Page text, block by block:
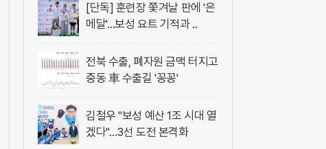
[단독] 훈련장 쫓겨날 판에 '은
메달'…보성 요트 기적과 ..
전북 수출, 폐자원 금맥 터지고
중동 車 수출길 '꽁꽁'
김철우 "보성 예산 1조 시대 열
겠다"…3선 도전 본격화